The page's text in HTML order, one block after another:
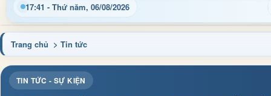
17:41 - Thứ năm, 06/08/2026
Chào mừng quý bạn đọc đến với Trang thông tin
Trang chủ > Tin tức
TIN TỨC - SỰ KIỆN